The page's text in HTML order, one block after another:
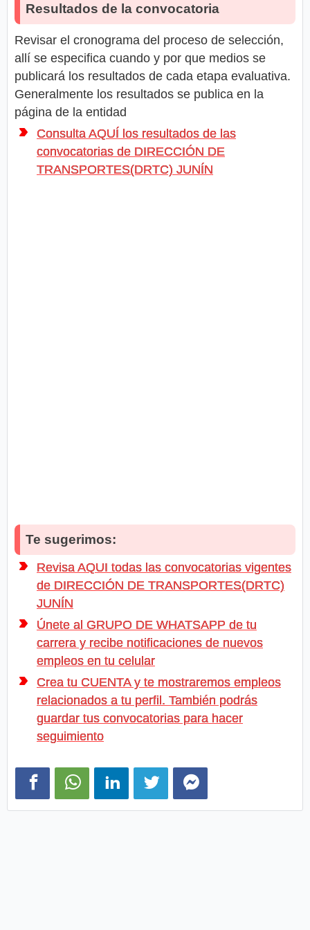
Resultados de la convocatoria
Revisar el cronograma del proceso de selección,
allí se especifica cuando y por que medios se
publicará los resultados de cada etapa evaluativa.
Generalmente los resultados se publica en la
página de la entidad
Consulta AQUÍ los resultados de las
convocatorias de DIRECCIÓN DE
TRANSPORTES(DRTC) JUNÍN
Te sugerimos:
Revisa AQUI todas las convocatorias vigentes
de DIRECCIÓN DE TRANSPORTES(DRTC)
JUNÍN
Únete al GRUPO DE WHATSAPP de tu
carrera y recibe notificaciones de nuevos
empleos en tu celular
Crea tu CUENTA y te mostraremos empleos
relacionados a tu perfil. También podrás
guardar tus convocatorias para hacer
seguimiento